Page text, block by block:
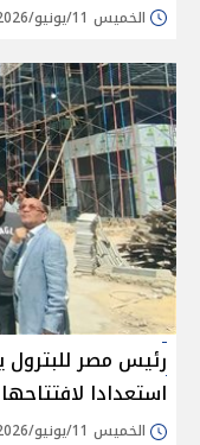
الخميس 11/يونيو/2026 - 07:44 م
رئيس مصر للبترول
استعدادا لافتتاحها
الخميس 11/يونيو/2026 - 07:05 م